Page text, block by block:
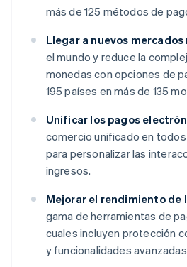
más de 125 métodos de
Llegar a nuevos mercados
el mundo y reduce la
monedas con opciones de
195 países en más de 135
Unificar los pagos
comercio unificado en
para personalizar las
ingresos.
Mejorar el rendimiento de
gama de herramientas de
cuales incluyen protección
y funcionalidades